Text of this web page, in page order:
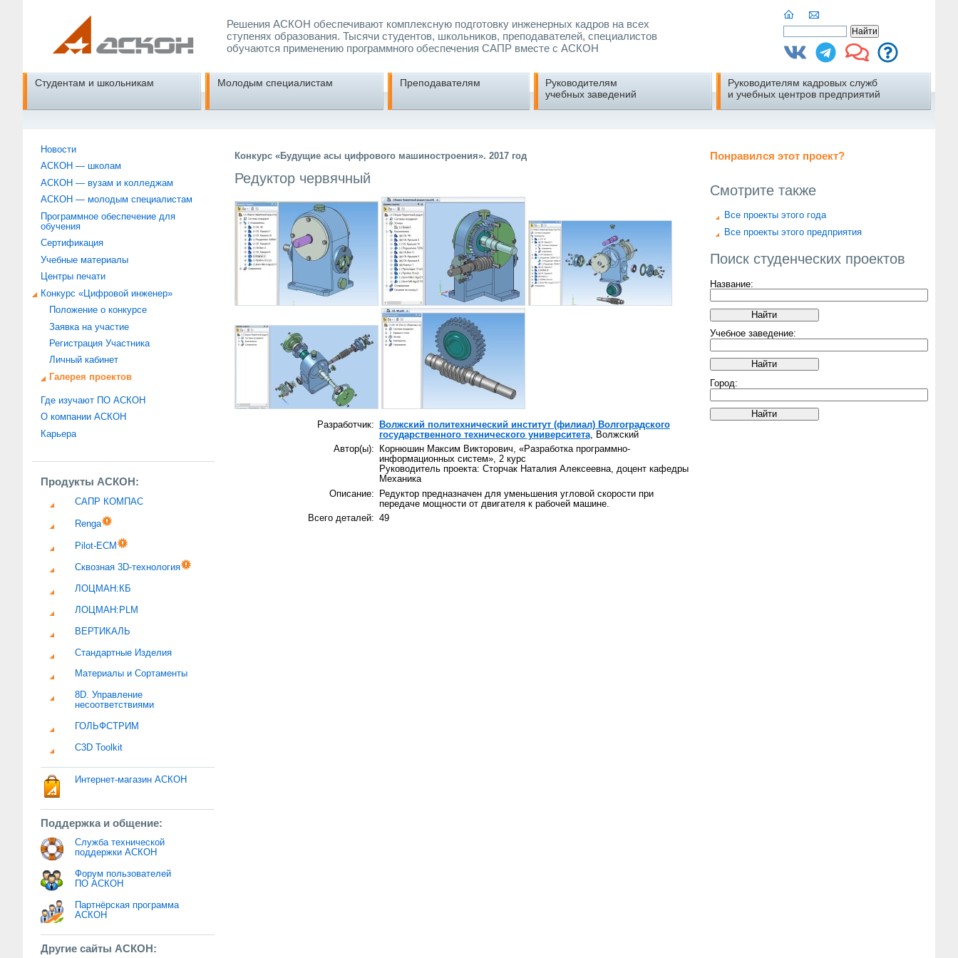
Решения АСКОН обеспечивают комплексную подготовку инженерных кадров на всех
ступенях образования. Тысячи студентов, школьников, преподавателей, специалистов
обучаются применению программного обеспечения САПР вместе с АСКОН
Студентам и школьникам Молодым специалистам Преподавателям
Руководителям
учебных заведений
Руководителям кадровых служб
и учебных центров предприятий
Новости
АСКОН — школам
АСКОН — вузам и колледжам
АСКОН — молодым специалистам
Программное обеспечение для
обучения
Сертификация
Учебные материалы
Центры печати
Конкурс «Цифровой инженер»
Положение о конкурсе
Заявка на участие
Регистрация Участника
Личный кабинет
Галерея проектов
Где изучают ПО АСКОН
О компании АСКОН
Карьера
Продукты АСКОН:
САПР КОМПАС
Renga
Pilot-ECM
Сквозная 3D-технология
ЛОЦМАН:КБ
ЛОЦМАН:PLM
ВЕРТИКАЛЬ
Стандартные Изделия
Материалы и Сортаменты
8D. Управление
несоответствиями
ГОЛЬФСТРИМ
C3D Toolkit
Интернет-магазин АСКОН
Поддержка и общение:
Служба технической
поддержки АСКОН
Форум пользователей
ПО АСКОН
Партнёрская программа
АСКОН
Другие сайты АСКОН:
Понравился этот проект?
Смотрите также
Все проекты этого года
Все проекты этого предприятия
Поиск студенческих проектов
Название:
Учебное заведение:
Город:
Конкурс «Будущие асы цифрового машиностроения». 2017 год
Редуктор червячный
Разработчик:
Волжский политехнический институт (филиал) Волгоградского
государственного технического университета, Волжский
Автор(ы):
Корнюшин Максим Викторович, «Разработка программно-
информационных систем», 2 курс
Руководитель проекта: Сторчак Наталия Алексеевна, доцент кафедры
Механика
Описание:
Редуктор предназначен для уменьшения угловой скорости при
передаче мощности от двигателя к рабочей машине.
Всего деталей: 49